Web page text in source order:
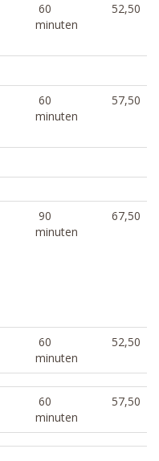
60
minuten
52,50
60
minuten
57,50
90
minuten
67,50
60
minuten
52,50
60
minuten
57,50